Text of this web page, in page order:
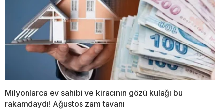
Milyonlarca ev sahibi ve kiracının gözü kulağı bu
rakamdaydı! Ağustos zam tavanı